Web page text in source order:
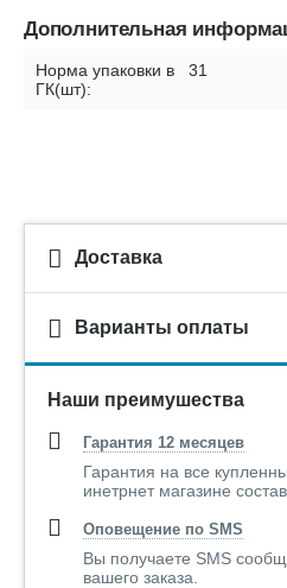
Дополнительная
Норма упаковки в
ГК(шт):
31
Доставка
Варианты оплаты
Наши преимушества
Гарантия 12 месяцев
Гарантия на все
инетрнет магазине
Оповещение по SMS
Вы получаете SMS
вашего заказа.